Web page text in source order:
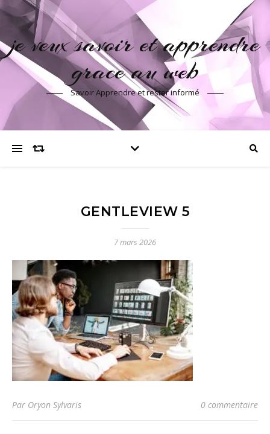
je veux savoir et apprendre
grace au web
Savoir Apprendre et rester informé
GENTLEVIEW 5
7 mars 2026
Par Oryon Sylvaris 0 commentaire